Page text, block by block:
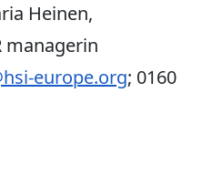
Heinen,
managerin
europe.org; 0160